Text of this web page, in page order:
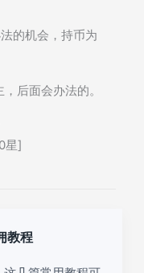
的机会，持币为
后面会办法的。
0星]
教程